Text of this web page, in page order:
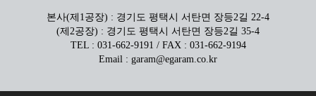
본사(제1공장) : 경기도 평택시 서탄면 장등2길 22-4
(제2공장) : 경기도 평택시 서탄면 장등2길 35-4
TEL : 031-662-9191 / FAX : 031-662-9194
Email : garam@egaram.co.kr